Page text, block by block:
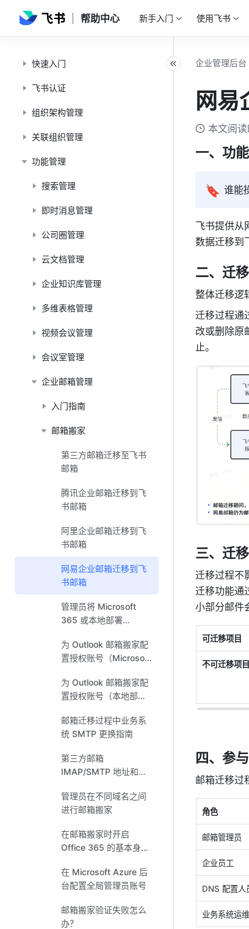
帮助中心 新手入门 使用飞书
快速入门
飞书认证
组织架构管理
关联组织管理
功能管理
搜索管理
即时消息管理
公司圈管理
云文档管理
企业知识库管理
多维表格管理
视频会议管理
会议室管理
企业邮箱管理
入门指南
邮箱搬家
第三方邮箱迁移至飞书
邮箱
腾讯企业邮箱迁移到飞
书邮箱
阿里企业邮箱迁移到飞
书邮箱
网易企业邮箱迁移到飞
书邮箱
管理员将 Microsoft
365 或本地部署
飞书邮箱
为 Outlook 邮箱搬家配
置授权账号（Microsoft
为 Outlook 邮箱搬家配
置授权账号（本地部署
邮箱迁移过程中业务系
统 SMTP 更换指南
第三方邮箱
IMAP/SMTP 地址和端
管理员在不同域名之间
进行邮箱搬家
在邮箱搬家时开启
Office 365 的基本身份
在 Microsoft Azure 后
台配置全局管理员账号
邮箱搬家验证失败怎么
办？
企业管理后台
网易
本文阅
一、功
🔖 谁能
飞书提供从
数据迁移到
二、迁
整体迁移逻
迁移过程通
改或删除原
止。
三、迁
迁移过程不
迁移功能通
小部分邮件
可迁移项目
不可迁移项目
四、参
邮箱迁移过
角色
邮箱管理员
企业员工
DNS 配置人
业务系统运